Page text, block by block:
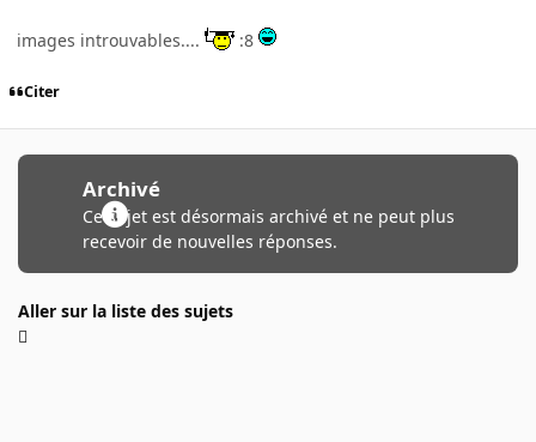
images introuvables.... :8
Citer
Archivé
Ce sujet est désormais archivé et ne peut plus
recevoir de nouvelles réponses.
Aller sur la liste des sujets